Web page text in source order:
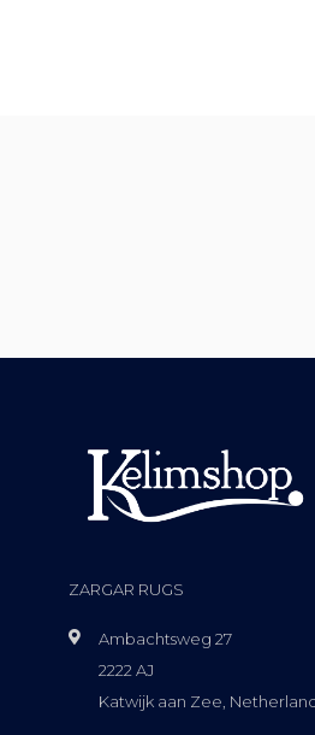
ZARGAR RUGS
Ambachtsweg 27
2222 AJ
Katwijk aan Zee,